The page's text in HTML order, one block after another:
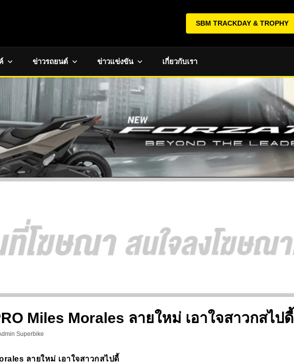
SBM TRACKDAY & TROPHY
ข่าวรถยนต์ ข่าวแข่งขัน เกี่ยวกับเรา
Miles Morales ลายใหม่ เอาใจสาวกสไปดี้
Superbike
ลายใหม่ เอาใจสาวกสไปดี้